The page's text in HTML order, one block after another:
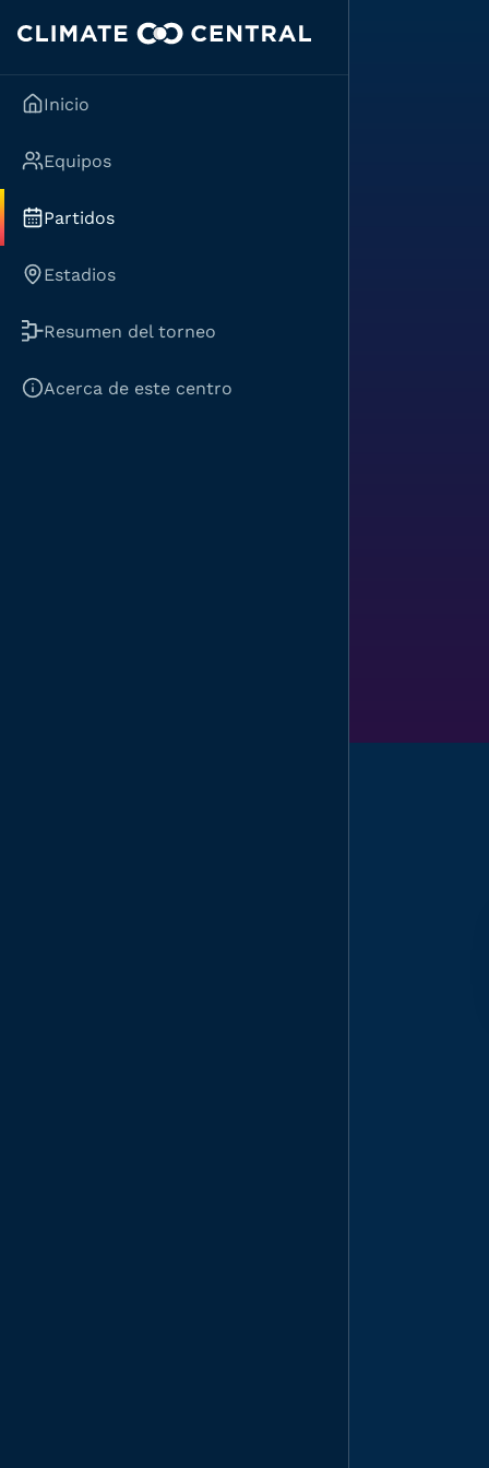
Inicio
Equipos
Partidos
Estadios
Resumen del torneo
Acerca de este centro